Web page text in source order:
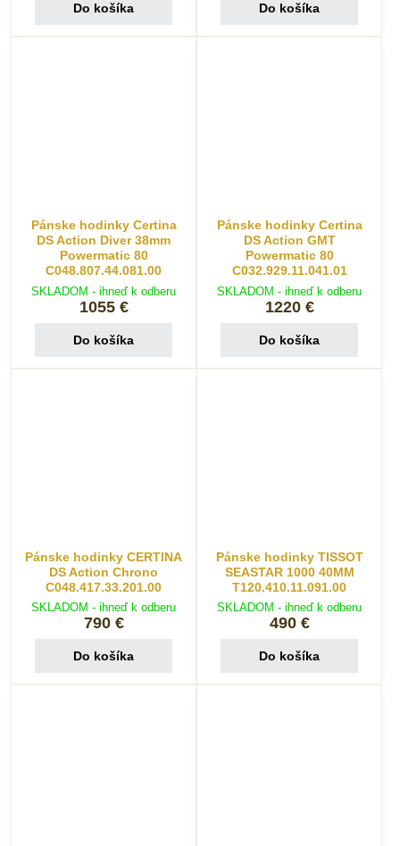
Do košíka Do košíka
Pánske hodinky Certina
DS Action Diver 38mm
Powermatic 80
C048.807.44.081.00
SKLADOM - ihneď k odberu
1055 €
Do košíka
Pánske hodinky Certina
DS Action GMT
Powermatic 80
C032.929.11.041.01
SKLADOM - ihneď k odberu
1220 €
Do košíka
Pánske hodinky CERTINA
DS Action Chrono
C048.417.33.201.00
SKLADOM - ihneď k odberu
790 €
Do košíka
Pánske hodinky TISSOT
SEASTAR 1000 40MM
T120.410.11.091.00
SKLADOM - ihneď k odberu
490 €
Do košíka